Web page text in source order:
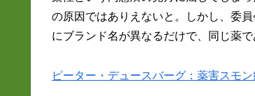
の原因ではありえないと。しかし、委
にブランド名が異なるだけで、同じ薬
ピーター・デュースバーグ：薬害スモ